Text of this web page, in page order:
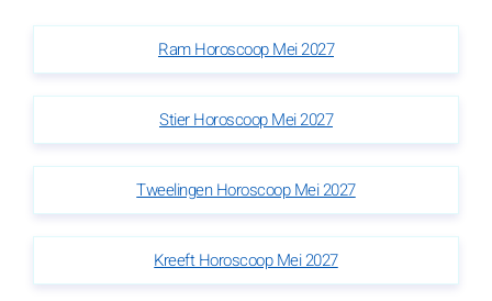
Ram Horoscoop Mei 2027
Stier Horoscoop Mei 2027
Tweelingen Horoscoop Mei 2027
Kreeft Horoscoop Mei 2027